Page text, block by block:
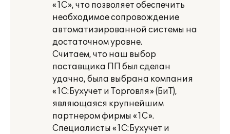
«1С», что позволяет обеспечить
необходимое сопровождение
автоматизированной системы на
достаточном уровне.
Считаем, что наш выбор
поставщика ПП был сделан
удачно, была выбрана компания
«1С:Бухучет и Торговля» (БиТ),
являющаяся крупнейшим
партнером фирмы «1С».
Специалисты «1С:Бухучет и